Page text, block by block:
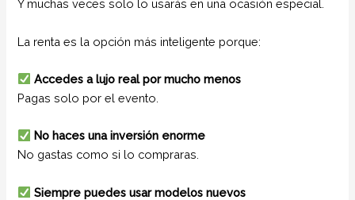
Y muchas veces solo lo usarás en una ocasión especial.
La renta es la opción más inteligente porque:
Accedes a lujo real por mucho menos
Pagas solo por el evento.
No haces una inversión enorme
No gastas como si lo compraras.
Siempre puedes usar modelos nuevos